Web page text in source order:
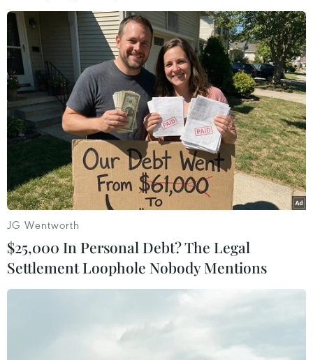
#ô nhiễm không khí #giải đua xe F1
#khói mù
#El Nino
#thu hoạch dầu cọ
Indonesia
Malaysia
Singapore
Theo dõi VietnamPlus
JG Wentworth
$25,000 In Personal Debt? The Legal
Settlement Loophole Nobody Mentions